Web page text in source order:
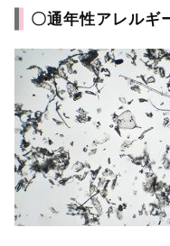
〇通年性アレルギ